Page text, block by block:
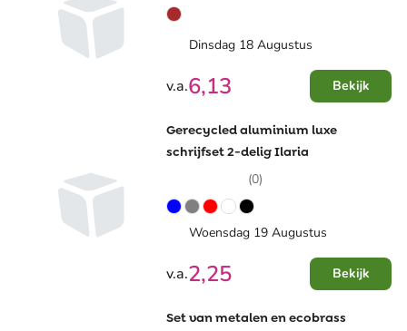
Dinsdag 18 Augustus
v.a.6,13 Bekijk
Gerecycled aluminium luxe
schrijfset 2-delig Ilaria
(0)
Woensdag 19 Augustus
v.a.2,25 Bekijk
Set van metalen en ecobrass